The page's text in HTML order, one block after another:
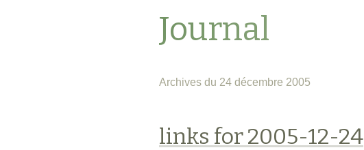
Journal
Archives du 24 décembre 2005
links for 2005-12-24